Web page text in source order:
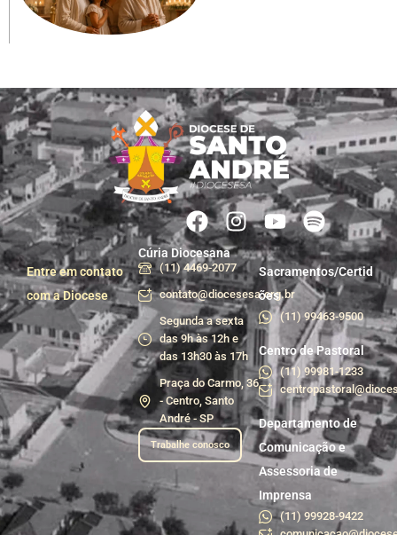
Entre em contato
com a Diocese
Cúria Diocesana
(11) 4469-2077
contato@diocesesa.org.br
Segunda a sexta
das 9h às 12h e
das 13h30 às 17h
Praça do Carmo, 36
- Centro, Santo
André - SP
Trabalhe conosco
Sacramentos/Certid
ões
(11) 99463-9500
Centro de Pastoral
(11) 99981-1233
Departamento de
Comunicação e
Assessoria de
Imprensa
(11) 99928-9422